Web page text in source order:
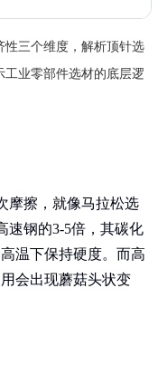
性三个维度，解析顶针选
业零部件选材的底层逻
摩擦，就像马拉松选
速钢的3-5倍，其碳化
温下保持硬度。而高
会出现蘑菇头状变